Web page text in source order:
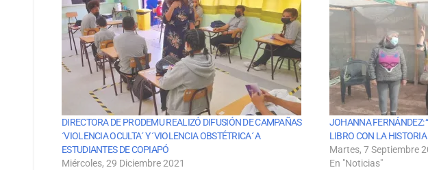
DIRECTORA DE PRODEMU REALIZÓ DIFUSIÓN DE CAMPAÑAS
´VIOLENCIA OCULTA´ Y ´VIOLENCIA OBSTÉTRICA´ A
ESTUDIANTES DE COPIAPÓ
Miércoles, 29 Diciembre 2021
JOHANNA FERNÁNDEZ:
LIBRO CON LA
Martes, 7 Septiembre
En "Noticias"